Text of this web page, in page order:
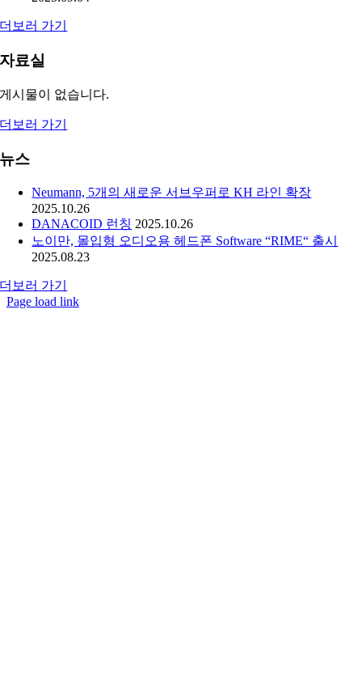
더보러 가기
자료실
게시물이 없습니다.
더보러 가기
뉴스
Neumann, 5개의 새로운 서브우퍼로 KH 라인 확장
2025.10.26
DANACOID 런칭 2025.10.26
노이만, 몰입형 오디오용 헤드폰 Software “RIME“ 출시
2025.08.23
더보러 가기
Page load link